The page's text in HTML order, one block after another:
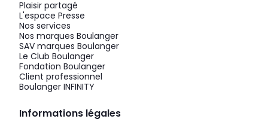
Plaisir partagé
L'espace Presse
Nos services
Nos marques Boulanger
SAV marques Boulanger
Le Club Boulanger
Fondation Boulanger
Client professionnel
Boulanger INFINITY
Informations légales